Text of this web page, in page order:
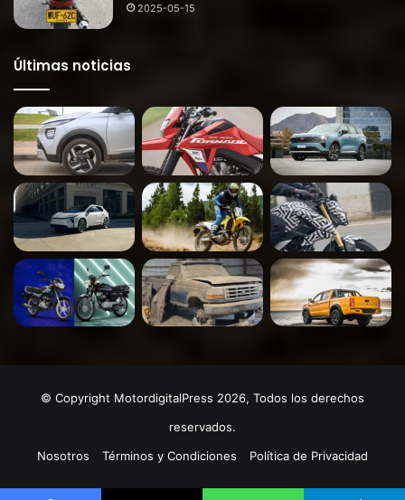
2025-05-15
Últimas noticias
© Copyright MotordigitalPress 2026, Todos los derechos
reservados.
Nosotros
Términos y Condiciones Política de Privacidad